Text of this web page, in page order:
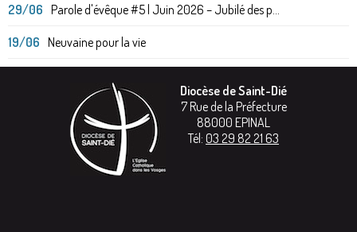
29/06 Parole d'évêque #5 | Juin 2026 – Jubilé des p...
19/06 Neuvaine pour la vie
Diocèse de Saint-Dié
7 Rue de la Préfecture
88000 EPINAL
Tél: 03 29 82 21 63